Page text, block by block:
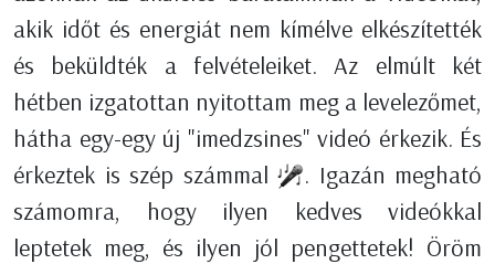
akik időt és energiát nem kímélve elkészítették
és beküldték a felvételeiket. Az elmúlt két
hétben izgatottan nyitottam meg a levelezőmet,
hátha egy-egy új "imedzsines" videó érkezik. És
érkeztek is szép számmal
. Igazán megható
számomra, hogy ilyen kedves videókkal
leptetek meg, és ilyen jól pengettetek! Öröm